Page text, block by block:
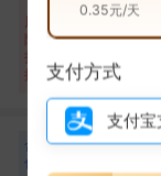
风
险
扫
描
自身风险
暂无风险
合
作
康宁
0.35元/天
支付方式
支付宝